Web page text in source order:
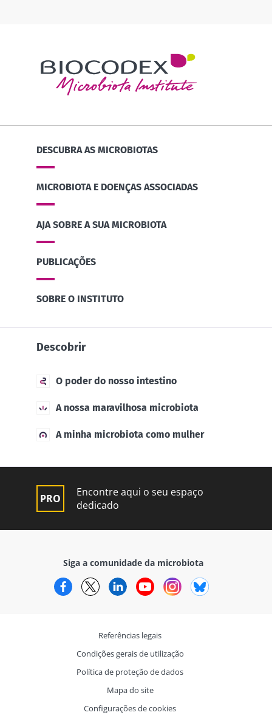
DESCUBRA AS MICROBIOTAS
MICROBIOTA E DOENÇAS ASSOCIADAS
AJA SOBRE A SUA MICROBIOTA
PUBLICAÇÕES
SOBRE O INSTITUTO
Descobrir
O poder do nosso intestino
A nossa maravilhosa microbiota
A minha microbiota como mulher
Encontre aqui o seu espaço
dedicado
Siga a comunidade da microbiota
FacebookTwitterLinkedInYouTubeInstagram
Referências legais
Condições gerais de utilização
Política de proteção de dados
Mapa do site
Configurações de cookies